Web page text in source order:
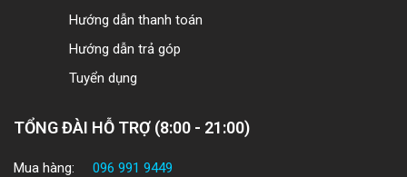
Hướng dẫn thanh toán
Hướng dẫn trả góp
Tuyển dụng
TỔNG ĐÀI HỖ TRỢ (8:00 - 21:00)
Mua hàng: 096 991 9449